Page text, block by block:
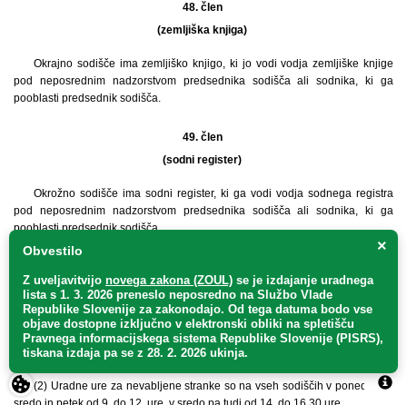
48. člen
(zemljiška knjiga)
Okrajno sodišče ima zemljiško knjigo, ki jo vodi vodja zemljiške knjige
pod neposrednim nadzorstvom predsednika sodišča ali sodnika, ki ga
pooblasti predsednik sodišča.
49. člen
(sodni register)
Okrožno sodišče ima sodni register, ki ga vodi vodja sodnega registra
pod neposrednim nadzorstvom predsednika sodišča ali sodnika, ki ga
pooblasti predsednik sodišča.
50. člen
(poslovni čas)
(1) Poslovni čas vseh sodišč je od ponedeljka do četrtka od 8. do 16. ure,
v petek od 8. do 15. ure, razen če ta red določa drugače.
(2) Uradne ure za nevabljene stranke so na vseh sodiščih v ponedeljek,
×
Obvestilo
Z uveljavitvijo novega zakona (ZOUL) se je izdajanje uradnega
lista s 1. 3. 2026 preneslo neposredno na Službo Vlade
Republike Slovenije za zakonodajo. Od tega datuma bodo vse
objave dostopne izključno v elektronski obliki na spletišču
Pravnega informacijskega sistema Republike Slovenije (PISRS),
tiskana izdaja pa se z 28. 2. 2026 ukinja.